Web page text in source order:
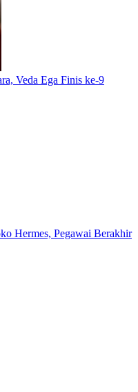
Veda Ega Finis ke-9
Hermes, Pegawai Berakhir